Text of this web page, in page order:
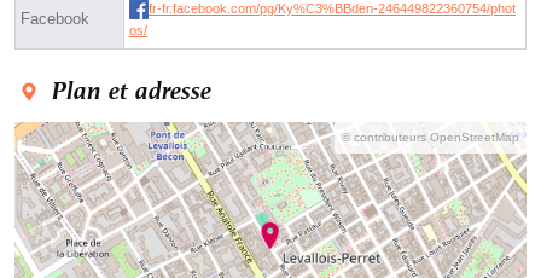
Facebook
fr-fr.facebook.com/pg/Ky%C3%BBden-246449822360754/phot
os/
Plan et adresse
© contributeurs OpenStreetMap